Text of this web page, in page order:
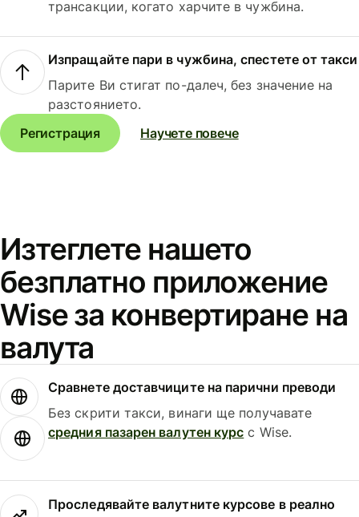
трансакции, когато харчите в чужбина.
Изпращайте пари в чужбина, спестете от такси
Парите Ви стигат по-далеч, без значение на
разстоянието.
Регистрация
Научете повече
Изтеглете нашето
безплатно приложение
Wise за конвертиране на
валута
Сравнете доставчиците на парични преводи
Без скрити такси, винаги ще получавате
средния пазарен валутен курс с Wise.
Проследявайте валутните курсове в реално